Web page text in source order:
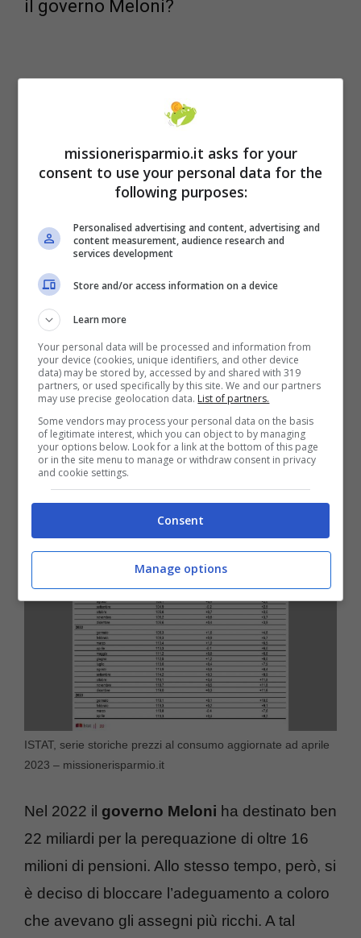
il governo Meloni?
coloro che lavorano come dipendenti ed
anche i pensionati. In mancanza di un
intervento governativo per l’adeguamento
delle retribuzioni e delle pensioni all’aumento
dei prezzi, infatti, si verifica infatti una lenta e
costanteperdita del potere d’acquisto, più
accentuata sulle fasce deboli della
popolazione.
ISTAT, serie storiche prezzi al consumo aggiornate ad aprile
2023 – missionerisparmio.it
Nel 2022 il governo Meloni ha destinato ben
22 miliardi per la perequazione di oltre 16
milioni di pensioni. Allo stesso tempo, però, si
è deciso di bloccare l’adeguamento a coloro
che avevano gli assegni più ricchi. A tal
missionerisparmio.it asks for your
consent to use your personal data for the
following purposes:
Personalised advertising and content, advertising and
content measurement, audience research and
services development
Store and/or access information on a device
Learn more
Your personal data will be processed and information from
your device (cookies, unique identifiers, and other device
data) may be stored by, accessed by and shared with 319
partners, or used specifically by this site. We and our partners
may use precise geolocation data. List of partners.
Some vendors may process your personal data on the basis
of legitimate interest, which you can object to by managing
your options below. Look for a link at the bottom of this page
or in the site menu to manage or withdraw consent in privacy
and cookie settings.
Consent
Manage options